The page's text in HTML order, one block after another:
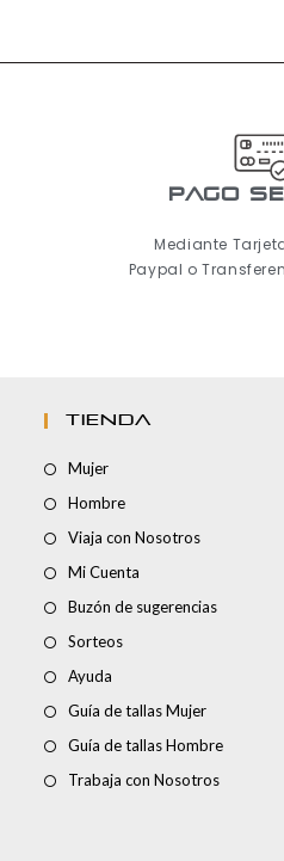
pago
Mediante
Paypal o
TIENDA
Mujer
Hombre
Viaja con Nosotros
Mi Cuenta
Buzón de sugerencias
Sorteos
Ayuda
Guía de tallas Mujer
Guía de tallas Hombre
Trabaja con Nosotros